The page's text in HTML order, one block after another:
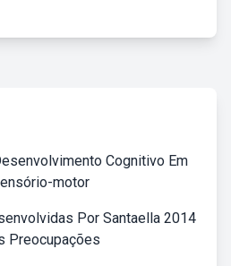
Cognitivo Em
motor
Por Santaella 2014
Preocupações